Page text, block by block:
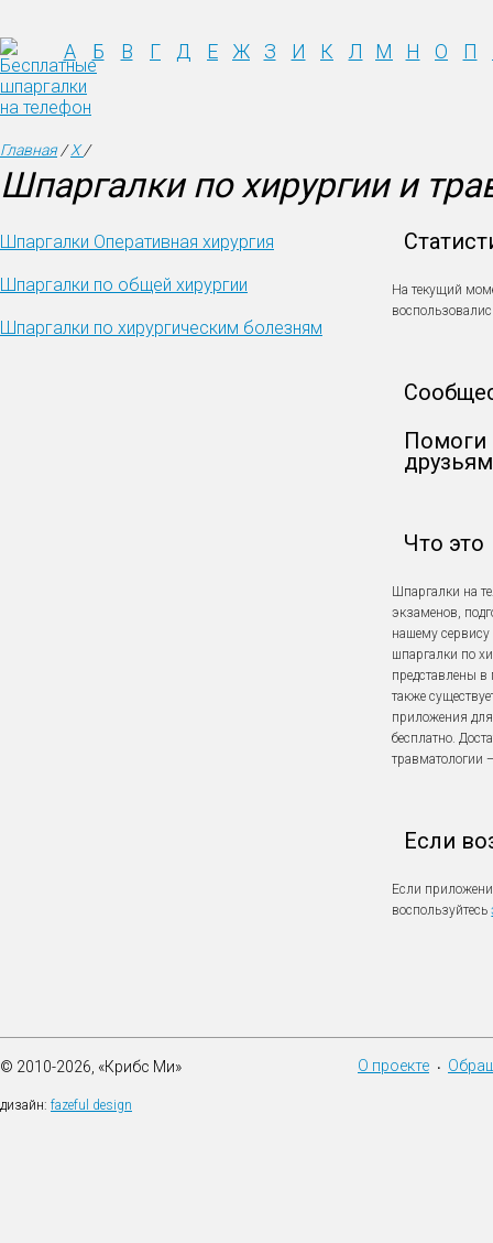
А Б В Г Д Е Ж З И К Л М Н О П
Главная/Х/
Шпаргалки по хирургии и
Шпаргалки Оперативная хирургия
Шпаргалки по общей хирургии
Шпаргалки по хирургическим болезням
На текущий
Помоги
Что это
Шпаргалки на
экзаменов,
нашему сервису
шпаргалки по
представлены
также
приложения
бесплатно.
травматологии
Если
Если
воспользуйтесь
© 2010-2026, «Крибс Ми»
дизайн: fazeful design
О проекте •